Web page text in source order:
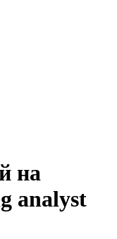
на
analyst